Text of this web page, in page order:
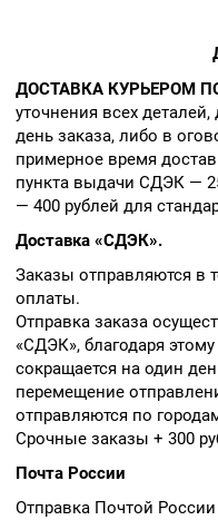
ДОСТАВКА КУРЬЕРОМ
уточнения всех
день заказа, либо в
примерное время
пункта выдачи СДЭК —
— 400 рублей для
Доставка «СДЭК».
Заказы отправляются в
оплаты.
Отправка заказа
«СДЭК», благодаря
сокращается на один
перемещение
отправляются по
Срочные заказы + 300
Почта России
Отправка Почтой